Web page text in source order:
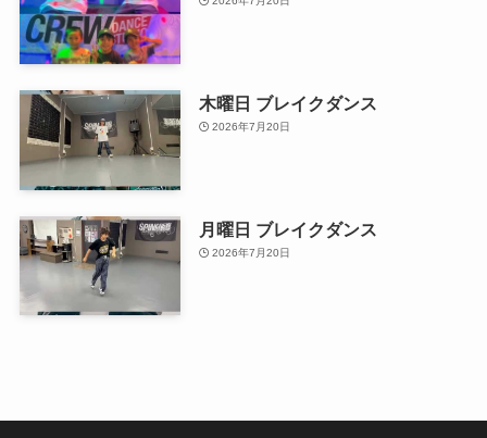
木曜日 ブレイクダンス
2026年7月20日
月曜日 ブレイクダンス
2026年7月20日